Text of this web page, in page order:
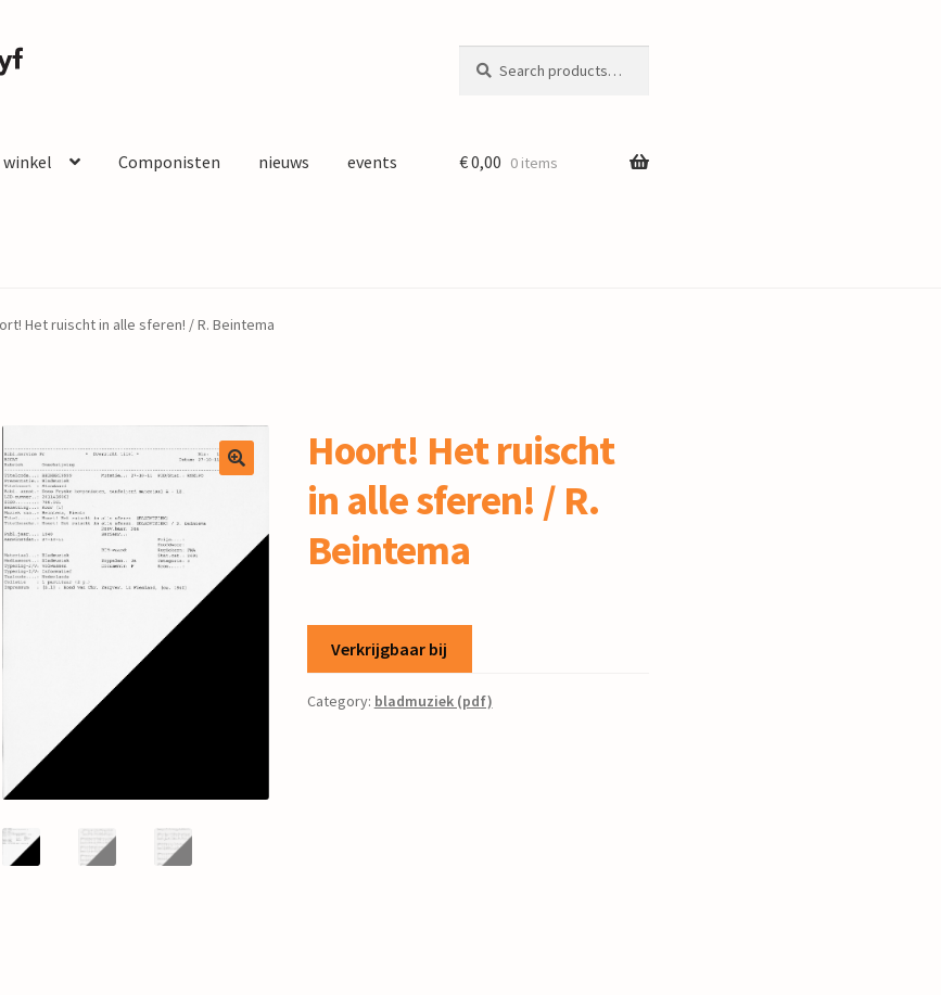
for:
winkel Componisten nieuws events €0,00 0 items
Het ruischt in alle sferen! / R. Beintema
Hoort! Het ruischt
in alle sferen! / R.
Beintema
Verkrijgbaar bij
Category: bladmuziek (pdf)